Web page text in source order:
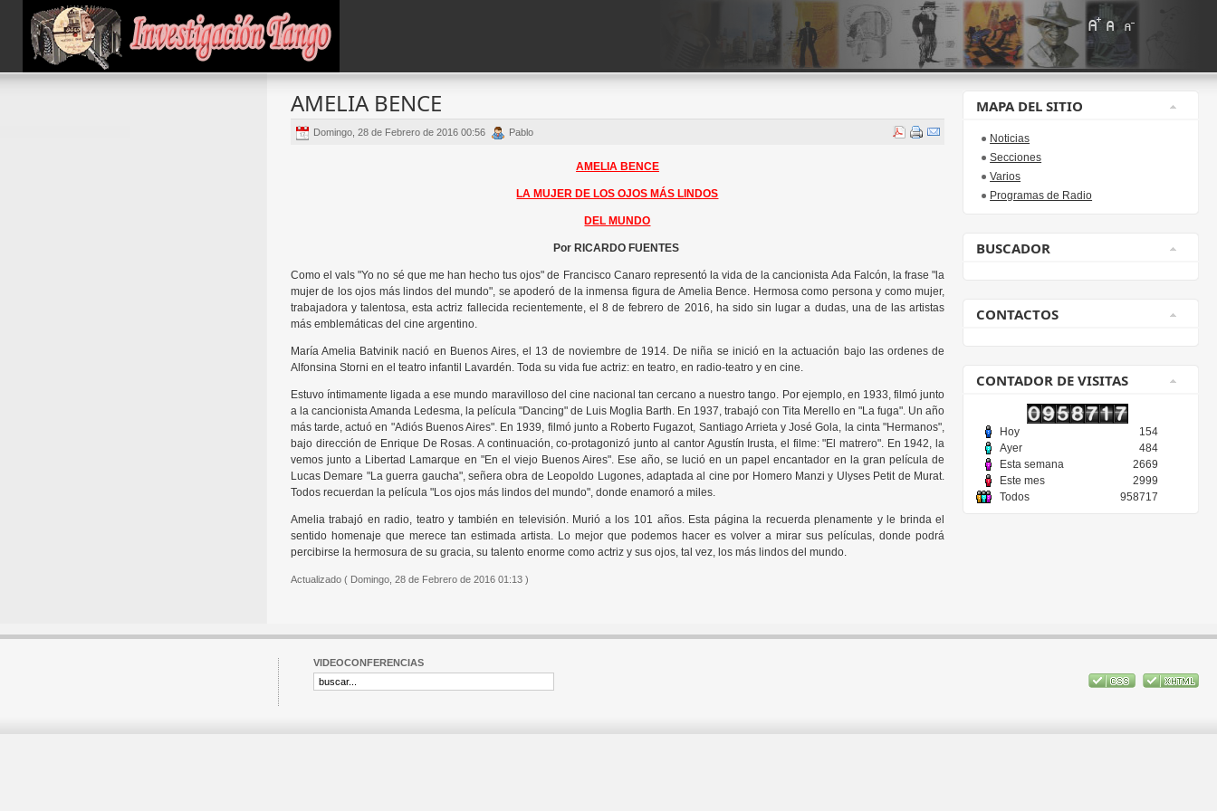
AMELIA BENCE
Domingo, 28 de Febrero de 2016 00:56 Pablo
AMELIA BENCE
LA MUJER DE LOS OJOS MÁS LINDOS
DEL MUNDO
Por RICARDO FUENTES
Como el vals "Yo no sé que me han hecho tus ojos" de Francisco Canaro representó la vida de la cancionista Ada Falcón, la frase "la
mujer de los ojos más lindos del mundo", se apoderó de la inmensa figura de Amelia Bence. Hermosa como persona y como mujer,
trabajadora y talentosa, esta actriz fallecida recientemente, el 8 de febrero de 2016, ha sido sin lugar a dudas, una de las artistas
más emblemáticas del cine argentino.
María Amelia Batvinik nació en Buenos Aires, el 13 de noviembre de 1914. De niña se inició en la actuación bajo las ordenes de
Alfonsina Storni en el teatro infantil Lavardén. Toda su vida fue actriz: en teatro, en radio-teatro y en cine.
Estuvo íntimamente ligada a ese mundo maravilloso del cine nacional tan cercano a nuestro tango. Por ejemplo, en 1933, filmó junto
a la cancionista Amanda Ledesma, la película "Dancing" de Luis Moglia Barth. En 1937, trabajó con Tita Merello en "La fuga". Un año
más tarde, actuó en "Adiós Buenos Aires". En 1939, filmó junto a Roberto Fugazot, Santiago Arrieta y José Gola, la cinta "Hermanos",
bajo dirección de Enrique De Rosas. A continuación, co-protagonizó junto al cantor Agustín Irusta, el filme: "El matrero". En 1942, la
vemos junto a Libertad Lamarque en "En el viejo Buenos Aires". Ese año, se lució en un papel encantador en la gran película de
Lucas Demare "La guerra gaucha", señera obra de Leopoldo Lugones, adaptada al cine por Homero Manzi y Ulyses Petit de Murat.
Todos recuerdan la película "Los ojos más lindos del mundo", donde enamoró a miles.
Amelia trabajó en radio, teatro y también en televisión. Murió a los 101 años. Esta página la recuerda plenamente y le brinda el
sentido homenaje que merece tan estimada artista. Lo mejor que podemos hacer es volver a mirar sus películas, donde podrá
percibirse la hermosura de su gracia, su talento enorme como actriz y sus ojos, tal vez, los más lindos del mundo.
Actualizado ( Domingo, 28 de Febrero de 2016 01:13 )
MAPA DEL SITIO
Noticias
Secciones
Varios
Programas de Radio
BUSCADOR
CONTACTOS
CONTADOR DE VISITAS
Hoy
154
Ayer
484
Esta semana
2669
Este mes
2999
Todos
958717
VIDEOCONFERENCIAS